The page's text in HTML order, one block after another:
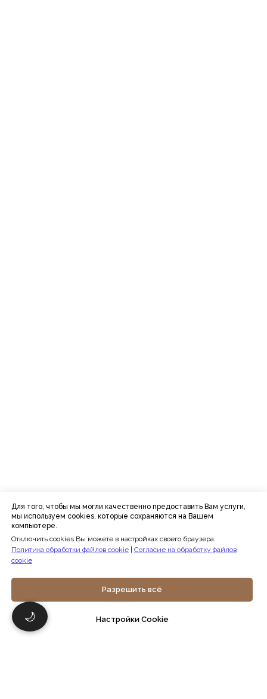
Для того, чтобы мы могли качественно предоставить Вам услуги,
мы используем cookies, которые сохраняются на Вашем
компьютере.
Отключить cookies Вы можете в настройках своего браузера.
Политика обработки файлов cookie
Согласие на обработку файлов
cookie
Разрешить всё
Настройки Cookie
Сведения об образовательной
организации
Политика конфиденциальности
Публичная оферта
Политика в отношении обработки
Согласие на обработку персональных
Политика обработки файлов cookie
Согласие на обработку файлов cookie
🌙